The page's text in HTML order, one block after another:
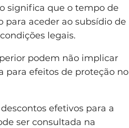
significa que o tempo de
para aceder ao subsídio de
legais.
podem não implicar
para efeitos de proteção no
efetivos para a
ser consultada na